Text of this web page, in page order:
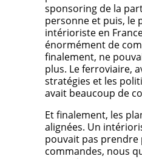
sponsoring de la
personne et puis, le
intérioriste en
énormément de
finalement, ne
plus. Le ferroviaire,
stratégies et les
avait beaucoup de
Et finalement, les
alignées. Un
pouvait pas prendre
commandes, nous